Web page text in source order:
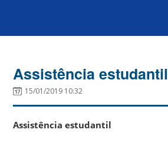
Assistência estudantil
15/01/2019 10:32
Assistência estudantil